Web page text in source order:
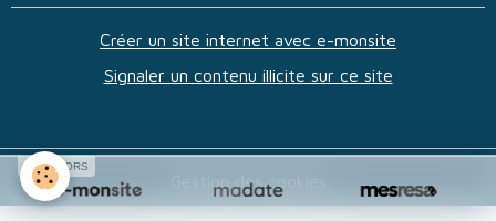
Créer un site internet avec e-monsite
Signaler un contenu illicite sur ce site
Gestion des cookies
SPONSORS